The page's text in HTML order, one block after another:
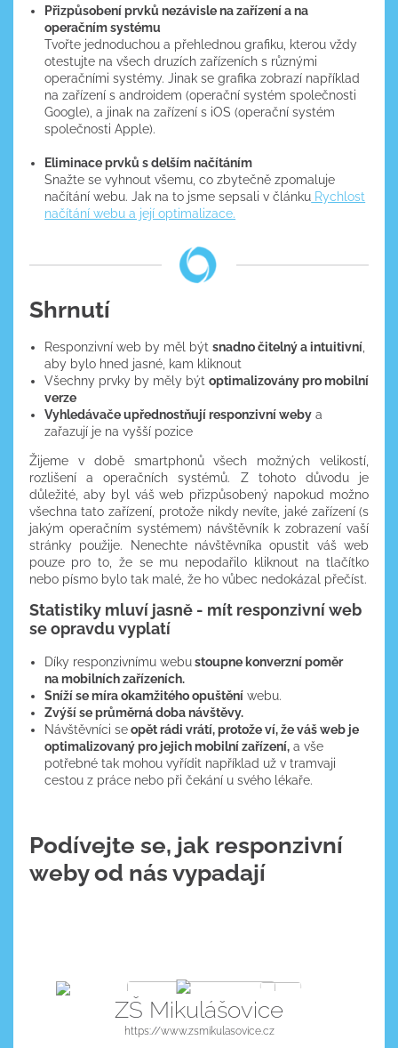
Přizpůsobení prvků nezávisle na zařízení a na
operačním systému
Tvořte jednoduchou a přehlednou grafiku, kterou vždy
otestujte na všech druzích zařízeních s různými
operačními systémy. Jinak se grafika zobrazí například
na zařízení s androidem (operační systém společnosti
Google), a jinak na zařízení s iOS (operační systém
společnosti Apple).
Eliminace prvků s delším načítáním
Snažte se vyhnout všemu, co zbytečně zpomaluje
načítání webu. Jak na to jsme sepsali v článku Rychlost
načítání webu a její optimalizace.
Shrnutí
Responzivní web by měl býtsnadno čitelný a intuitivní
aby bylo hned jasné, kam kliknout
Všechny prvky by měly býtoptimalizovány pro mobilní
verze
Vyhledávače upřednostňují responzivní weby a
zařazují je na vyšší pozice
Žijeme v době smartphonů všech možných velikostí,
rozlišení a operačních systémů. Z tohoto důvodu je
důležité, aby byl váš web přizpůsobený napokud možno
všechna tato zařízení, protože nikdy nevíte, jaké zařízení (s
jakým operačním systémem) návštěvník k zobrazení vaší
stránky použije. Nenechte návštěvníka opustit váš web
pouze pro to, že se mu nepodařilo kliknout na tlačítko
nebo písmo bylo tak malé, že ho vůbec nedokázal přečíst.
Statistiky mluví jasně - mít responzivní web
se opravdu vyplatí
Díky responzivnímu webustoupne konverzní poměr
na mobilních zařízeních.
Sníží se míra okamžitého opuštění webu.
Zvýší se průměrná doba návštěvy.
Návštěvníci seopět rádi vrátí, protože ví, že váš web je
optimalizovaný pro jejich mobilní zařízení, a vše
potřebné tak mohou vyřídit například už v tramvaji
cestou z práce nebo při čekání u svého lékaře.
Podívejte se, jak responzivní
weby od nás vypadají
ZŠ Mikulášovice
https://www.zsmikulasovice.cz